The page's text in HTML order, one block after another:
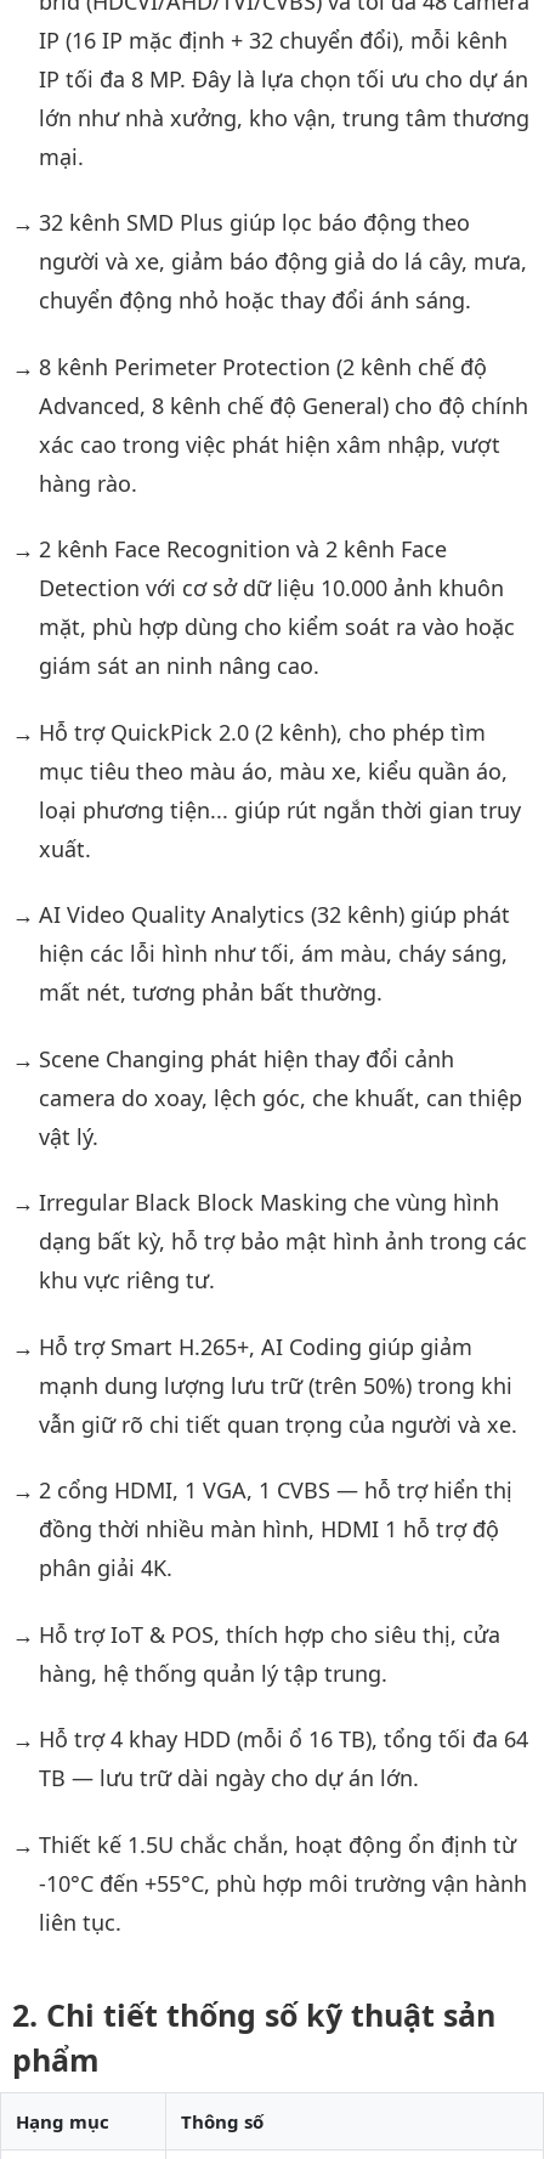
IP (16 IP mặc định + 32 chuyển đổi), mỗi kênh
IP tối đa 8 MP. Đây là lựa chọn tối ưu cho dự án
lớn như nhà xưởng, kho vận, trung tâm thương
mại.
32 kênh SMD Plus giúp lọc báo động theo
người và xe, giảm báo động giả do lá cây, mưa,
chuyển động nhỏ hoặc thay đổi ánh sáng.
8 kênh Perimeter Protection (2 kênh chế độ
Advanced, 8 kênh chế độ General) cho độ chính
xác cao trong việc phát hiện xâm nhập, vượt
hàng rào.
2 kênh Face Recognition và 2 kênh Face
Detection với cơ sở dữ liệu 10.000 ảnh khuôn
mặt, phù hợp dùng cho kiểm soát ra vào hoặc
giám sát an ninh nâng cao.
Hỗ trợ QuickPick 2.0 (2 kênh), cho phép tìm
mục tiêu theo màu áo, màu xe, kiểu quần áo,
loại phương tiện... giúp rút ngắn thời gian truy
xuất.
AI Video Quality Analytics (32 kênh) giúp phát
hiện các lỗi hình như tối, ám màu, cháy sáng,
mất nét, tương phản bất thường.
Scene Changing phát hiện thay đổi cảnh
camera do xoay, lệch góc, che khuất, can thiệp
vật lý.
Irregular Black Block Masking che vùng hình
dạng bất kỳ, hỗ trợ bảo mật hình ảnh trong các
khu vực riêng tư.
Hỗ trợ Smart H.265+, AI Coding giúp giảm
mạnh dung lượng lưu trữ (trên 50%) trong khi
vẫn giữ rõ chi tiết quan trọng của người và xe.
2 cổng HDMI, 1 VGA, 1 CVBS — hỗ trợ hiển thị
đồng thời nhiều màn hình, HDMI 1 hỗ trợ độ
phân giải 4K.
Hỗ trợ IoT & POS, thích hợp cho siêu thị, cửa
hàng, hệ thống quản lý tập trung.
Hỗ trợ 4 khay HDD (mỗi ổ 16 TB), tổng tối đa 64
TB — lưu trữ dài ngày cho dự án lớn.
Thiết kế 1.5U chắc chắn, hoạt động ổn định từ
-10°C đến +55°C, phù hợp môi trường vận hành
liên tục.
Chi tiết thống số kỹ thuật sản
phẩm
Hạng mục Thông số